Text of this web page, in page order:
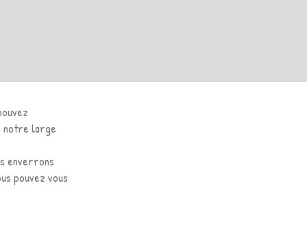
notre large
enverrons
pouvez vous